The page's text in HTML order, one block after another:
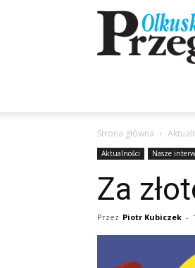
Przegląd
Olkuski
Strona główna
Aktualności Nasze
Za
Przez Piotr Kubiczek -